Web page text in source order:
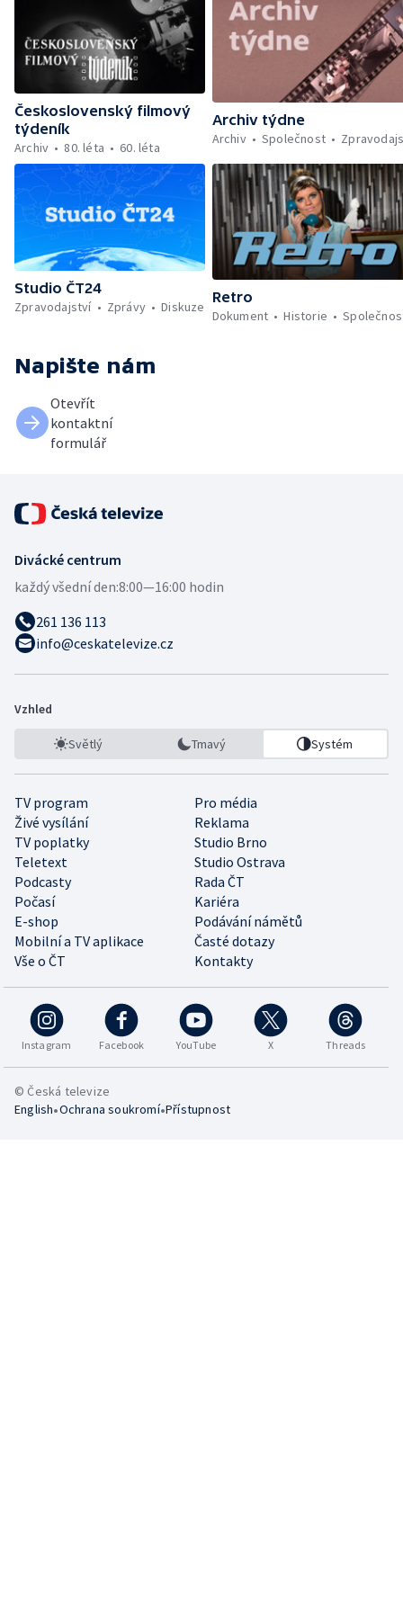
Československý filmový
týdeník
Archiv
80. léta 60. léta
Archiv týdne
Archiv
Společnost
Studio ČT24
Zpravodajství
Zprávy Diskuze
Retro
Dokument
Historie
Napište nám
Otevřít
kontaktní
formulář
Divácké centrum
každý všední den:8:00—16:00 hodin
261 136 113
info@ceskatelevize.cz
Vzhled
Světlý Tmavý Systém
TV program
Pro média
Živé vysílání
Reklama
TV poplatky
Studio Brno
Teletext
Studio Ostrava
Podcasty
Rada ČT
Počasí
Kariéra
E-shop
Podávání námětů
Mobilní a TV aplikace
Časté dotazy
Vše o ČT
Kontakty
Instagram Facebook YouTube X Threads
© Česká televize
English•Ochrana soukromí•Přístupnost